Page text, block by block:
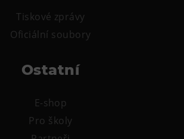
Tiskové zprávy
Oficiální soubory
Ostatní
E-shop
Pro školy